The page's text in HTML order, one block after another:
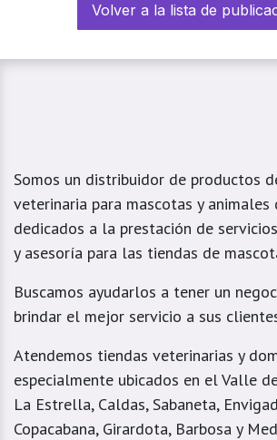
Volver a la lista de
Somos un distribuidor de productos
veterinaria para mascotas y animales
dedicados a la prestación de
y asesoría para las tiendas de
Buscamos ayudarlos a tener un
brindar el mejor servicio a sus
Atendemos tiendas veterinarias y
especialmente ubicados en el Valle
La Estrella, Caldas, Sabaneta,
Copacabana, Girardota, Barbosa y